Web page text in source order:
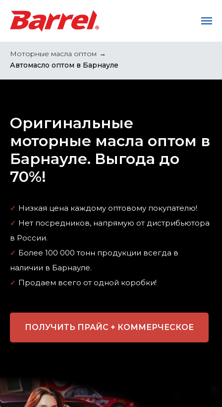
Моторные масла оптом →
Автомасло оптом в Барнауле
Оригинальные
моторные масла оптом в
Барнауле. Выгода до
70%!
✓ Низкая цена каждому оптовому покупателю!
✓ Нет посредников, напрямую от дистрибьютора
в России.
✓ Более 100 000 тонн продукции всегда в
наличии в Барнауле.
✓ Продаем всего от одной коробки!
ПОЛУЧИТЬ ПРАЙС + КОММЕРЧЕСКОЕ